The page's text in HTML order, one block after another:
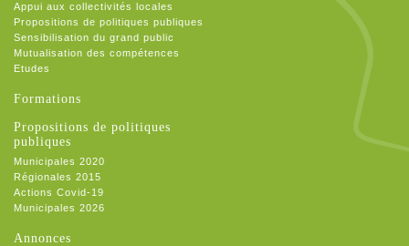
Appui aux collectivités locales
Propositions de politiques publiques
Sensibilisation du grand public
Mutualisation des compétences
Etudes
Formations
Propositions de politiques
publiques
Municipales 2020
Régionales 2015
Actions Covid-19
Municipales 2026
Annonces